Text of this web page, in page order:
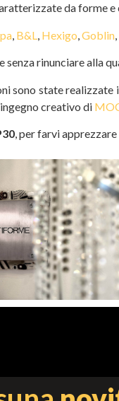
da forme
B&L Hexigo Goblin
rinunciare alla
sono state
creativo di
, per farvi